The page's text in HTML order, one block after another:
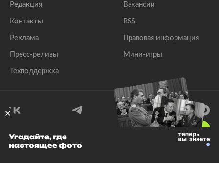
Редакция
Контакты
Реклама
Пресс-релизы
Техподдержка
Вакансии
RSS
Правовая информация
Мини-игры
© 1999–2026 Все права защищены.
Угадайте, где
настоящее фото